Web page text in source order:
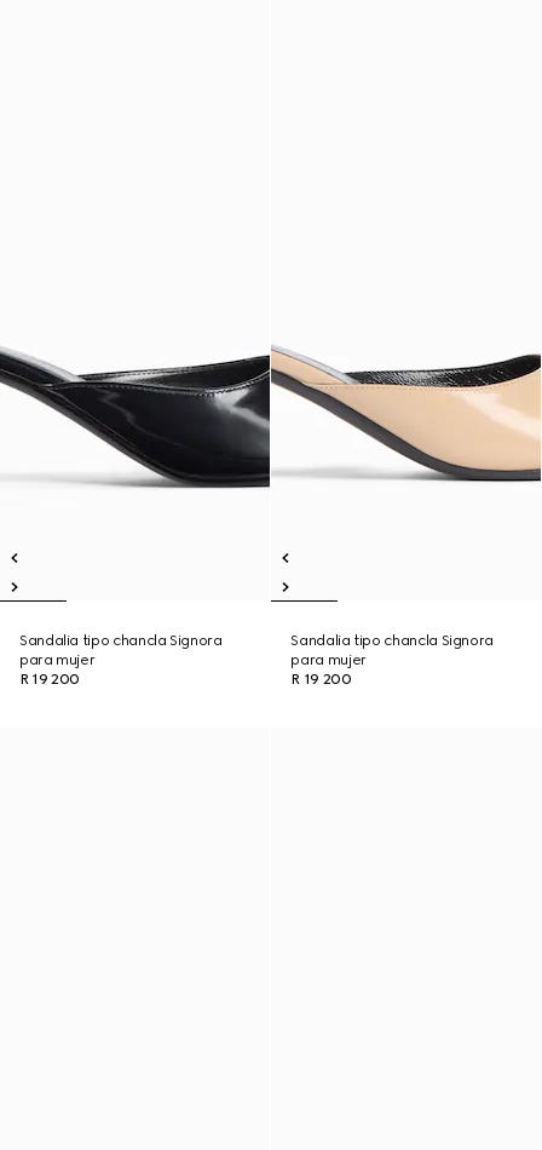
Sandalia tipo chancla Signora
para mujer
R 19 200
Sandalia tipo chancla Signora
para mujer
R 19 200